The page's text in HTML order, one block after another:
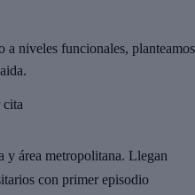
a niveles funcionales, planteamos
cita
y área metropolitana. Llegan
con primer episodio